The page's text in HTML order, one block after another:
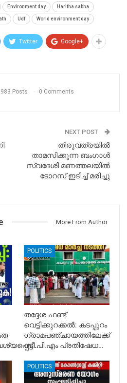
Environment day Haritha sabha
Udf World environment day
Twitter Google+
Posts 0 Comments
NEXT POST
തിരുവത്രയിൽ
താമസിക്കുന്ന ബംഗാൾ
സ്വദേശി മണത്തലയിൽ
ടോറസ് ഇടിച്ച് മരിച്ചു
More From Author
POLITICS
തദ്ദേശ ഫണ്ട്
വെട്ടിക്കുറക്കൽ: കടപ്പുറം
ഗ്രാമപഞ്ചായത്തിലേക്ക്
സി.പി.എം പ്രതിഷേധ…
POLITICS